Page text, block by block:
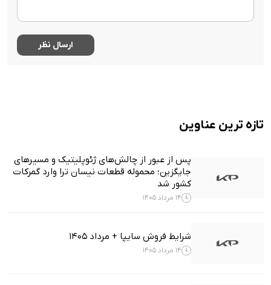
تازه ترین عناوین
پس از عبور از چالش‌های ژئوپلیتیک و مسیرهای
جایگزین؛ محموله قطعات نیسان ترا وارد گمرکات
کشور شد
14 مرداد 1405
شرایط فروش سایپا + مرداد 1405
14 مرداد 1405